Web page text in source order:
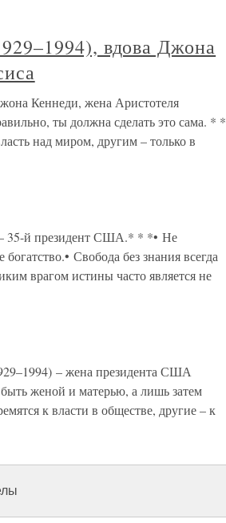
вдова Джона
Кеннеди, жена Аристотеля
ты должна сделать это сама. * *
над миром, другим – только в
35-й президент США.* * *• Не
Свобода без знания всегда
врагом истины часто является не
– жена президента США
женой и матерью, а лишь затем
к власти в обществе, другие – к